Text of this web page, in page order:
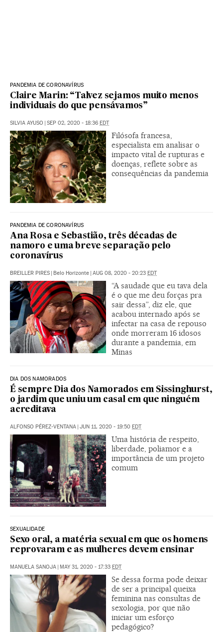
PANDEMIA DE CORONAVÍRUS
Claire Marin: “Talvez sejamos muito menos
individuais do que pensávamos”
SILVIA AYUSO | SEP 02, 2020 - 18:36 EDT
Filósofa francesa,
especialista em analisar o
impacto vital de rupturas e
doenças, reflete sobre as
consequências da pandemia
PANDEMIA DE CORONAVÍRUS
Ana Rosa e Sebastião, três décadas de
namoro e uma breve separação pelo
coronavírus
BREILLER PIRES | Belo Horizonte | AUG 08, 2020 - 20:23 EDT
“A saudade que eu tava dela
é o que me deu forças pra
sair dessa”, diz ele, que
acabou internado após se
infectar na casa de repouso
onde morreram 16 idosos
durante a pandemia, em
Minas
DIA DOS NAMORADOS
É sempre Dia dos Namorados em Sissinghurst,
o jardim que uniu um casal em que ninguém
acreditava
ALFONSO PÉREZ-VENTANA | JUN 11, 2020 - 19:50 EDT
Uma história de respeito,
liberdade, poliamor e a
importância de um projeto
comum
SEXUALIDADE
Sexo oral, a matéria sexual em que os homens
reprovaram e as mulheres devem ensinar
MANUELA SANOJA | MAY 31, 2020 - 17:33 EDT
Se dessa forma pode deixar
de ser a principal queixa
feminina nas consultas de
sexologia, por que não
iniciar um esforço
pedagógico?